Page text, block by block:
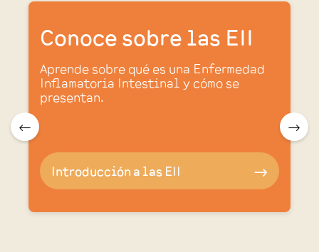
🠀
Conoce sobre las EII
Aprende sobre qué es una Enfermedad
Inflamatoria Intestinal y cómo se
presentan.
Introducción a las EII 🠂
🠂